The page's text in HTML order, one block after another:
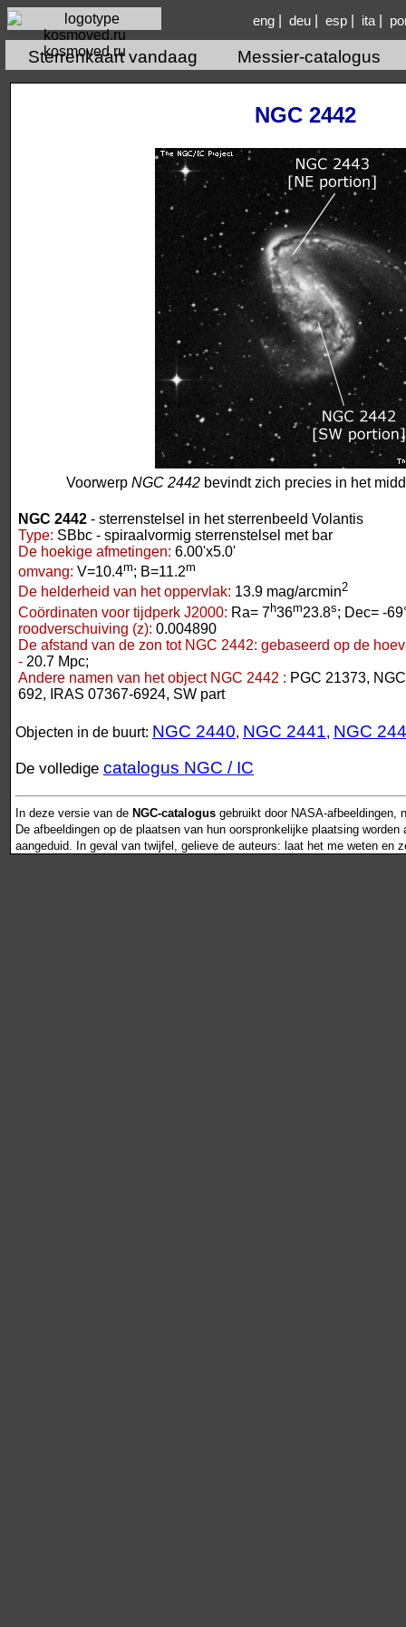
kosmoved.ru
eng| deu| esp| ita|
Sterrenkaart vandaag Messier-catalogus
NGC 2442
Voorwerp NGC 2442 bevindt zich precies in het
NGC 2442 - sterrenstelsel in het sterrenbeeld Volantis
Type: SBbc - spiraalvormig sterrenstelsel met bar
De hoekige afmetingen: 6.00'x5.0'
omvang: V=10.4m; B=11.2m
De helderheid van het oppervlak: 13.9 mag/arcmin2
Coördinaten voor tijdperk J2000: Ra= 7h36m23.8s; Dec= -
roodverschuiving (z): 0.004890
De afstand van de zon tot NGC 2442: gebaseerd op de
- 20.7 Mpc;
Andere namen van het object NGC 2442 : PGC 21373,
692, IRAS 07367-6924, SW part
Objecten in de buurt: NGC 2440, NGC 2441, NGC
De volledige catalogus NGC / IC
In deze versie van de NGC-catalogus gebruikt door NASA-afbeeldingen,
De afbeeldingen op de plaatsen van hun oorspronkelijke plaatsing
aangeduid. In geval van twijfel, gelieve de auteurs: laat het me weten en